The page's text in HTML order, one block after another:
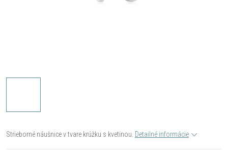
Strieborné náušnice v tvare krúžku s kvetinou. Detailné informácie